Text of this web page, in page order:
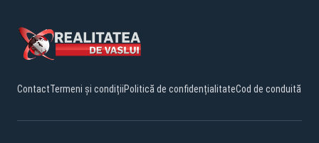
ContactTermeni și condițiiPolitică de confidențialitateCod de conduită